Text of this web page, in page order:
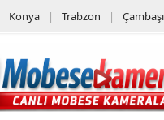
Konya Trabzon